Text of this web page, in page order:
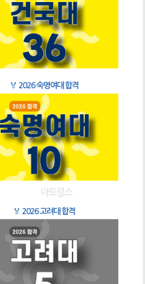
🏅 2026 숙명여대 합격
🏅 2026 고려대 합격